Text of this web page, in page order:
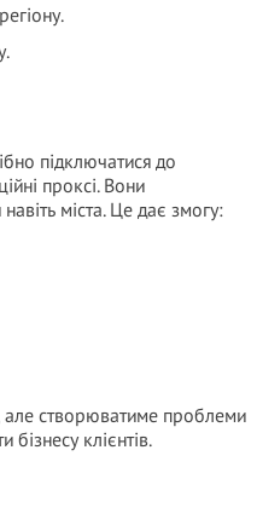
підключатися до
проксі. Вони
міста. Це дає змогу:
але створюватиме проблеми
клієнтів.